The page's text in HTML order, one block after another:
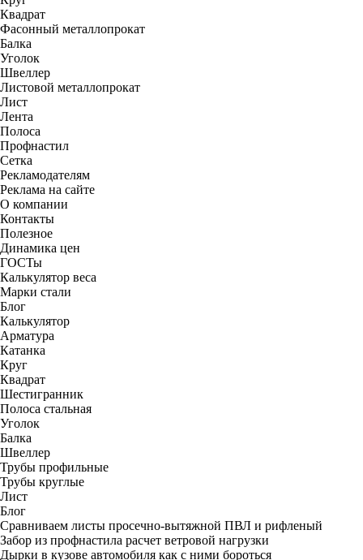
Квадрат
Фасонный металлопрокат
Балка
Уголок
Швеллер
Листовой металлопрокат
Лист
Лента
Полоса
Профнастил
Сетка
Рекламодателям
Реклама на сайте
О компании
Контакты
Полезное
Динамика цен
ГОСТы
Калькулятор веса
Марки стали
Блог
Калькулятор
Арматура
Катанка
Круг
Квадрат
Шестигранник
Полоса стальная
Уголок
Балка
Швеллер
Трубы профильные
Трубы круглые
Лист
Блог
Сравниваем листы просечно-вытяжной ПВЛ и рифленый
Забор из профнастила расчет ветровой нагрузки
Дырки в кузове автомобиля как с ними бороться